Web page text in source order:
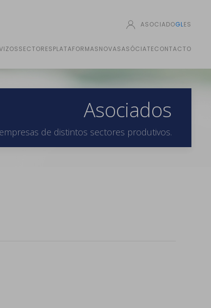
ASOCIADOGLES
SECTORESPLATAFORMASNOVASASÓCIATECONTACTO
Asociados
de distintos sectores produtivos.